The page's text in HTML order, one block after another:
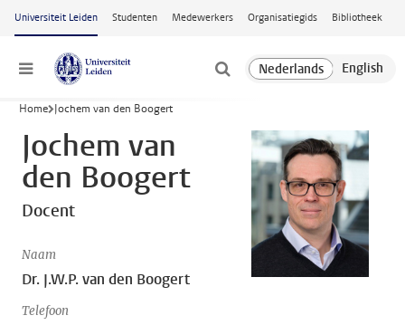
Ga naar hoofdinhoud
Universiteit Leiden Studenten Medewerkers Organisatiegids Bibliotheek
Menu
Home Jochem van den Boogert
Jochem van
den Boogert
Docent
Naam
Dr. J.W.P. van den Boogert
Telefoon